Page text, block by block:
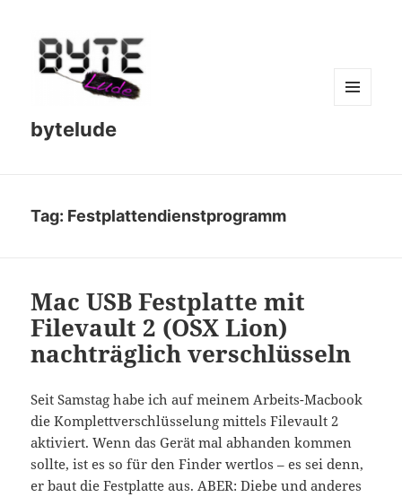
bytelude
Tag: Festplattendienstprogramm
Mac USB Festplatte mit
Filevault 2 (OSX Lion)
nachträglich verschlüsseln
Seit Samstag habe ich auf meinem Arbeits-Macbook
die Komplettverschlüsselung mittels Filevault 2
aktiviert. Wenn das Gerät mal abhanden kommen
sollte, ist es so für den Finder wertlos – es sei denn,
er baut die Festplatte aus. ABER: Diebe und anderes